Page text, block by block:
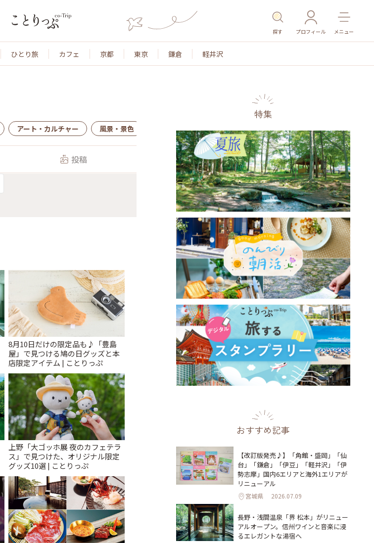
探す プロフィール メニュー
ひとり旅 カフェ 京都 東京 鎌倉 軽井沢
アート・カルチャー 風景・景色 名所・旧跡 温泉・スパ その他施設 ごはん
投稿
8月10日だけの限定品も♪「豊島
屋」で見つける鳩の日グッズと本
店限定アイテム | ことりっぷ
上野「大ゴッホ展 夜のカフェテラ
ス」で見つけた、オリジナル限定
グッズ10選 | ことりっぷ
特集
おすすめ記事
【改訂版発売♪】「角館・盛岡」「仙
台」「鎌倉」「伊豆」「軽井沢」「伊
勢志摩」国内6エリアと海外1エリアが
リニューアル
宮城県 2026.07.09
長野・浅間温泉「界 松本」がリニュー
アルオープン。信州ワインと音楽に浸
るエレガントな湯宿へ